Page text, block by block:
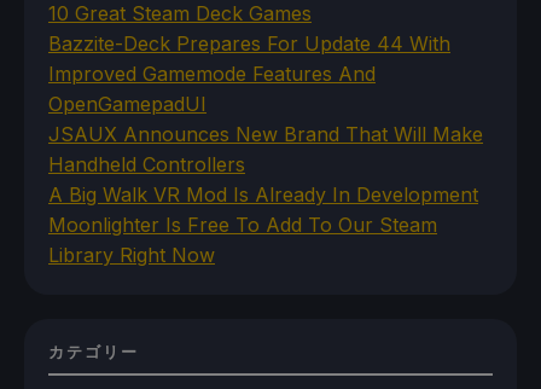
10 Great Steam Deck Games
Bazzite-Deck Prepares For Update 44 With
Improved Gamemode Features And
OpenGamepadUI
JSAUX Announces New Brand That Will Make
Handheld Controllers
A Big Walk VR Mod Is Already In Development
Moonlighter Is Free To Add To Our Steam
Library Right Now
カテゴリー